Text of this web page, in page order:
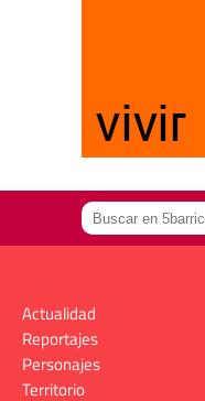
Actualidad
Reportajes
Personajes
Territorio